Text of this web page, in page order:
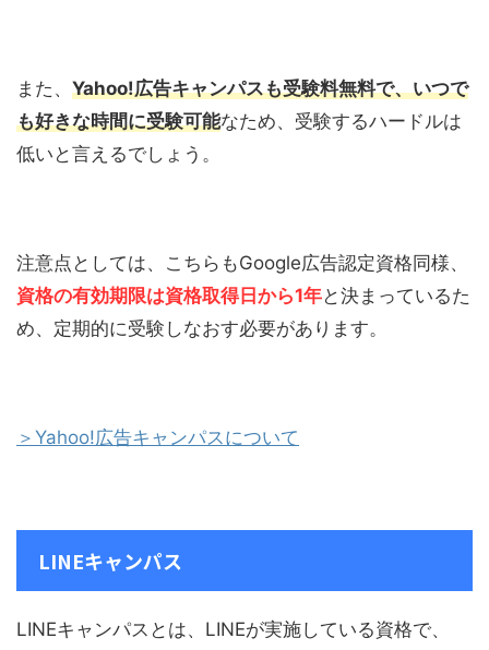
また、 Yahoo!広告キャンパスも受験料無料で、いつで
も好きな時間に受験可能なため、受験するハードルは
低いと言えるでしょう。
注意点としては、こちらもGoogle広告認定資格同様、
資格の有効期限は資格取得日から1年と決まっているた
め、定期的に受験しなおす必要があります。
＞Yahoo!広告キャンパスについて
LINEキャンパス
LINEキャンパスとは、LINEが実施している資格で、